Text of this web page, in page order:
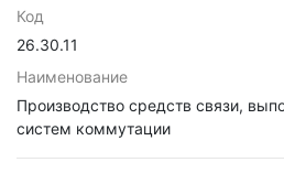
Код
26.30.11
Наименование
Производство средств связи,
систем коммутации